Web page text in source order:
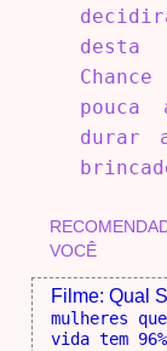
pouca
durar
VOCÊ
Filme: Qual
mulheres
vida tem